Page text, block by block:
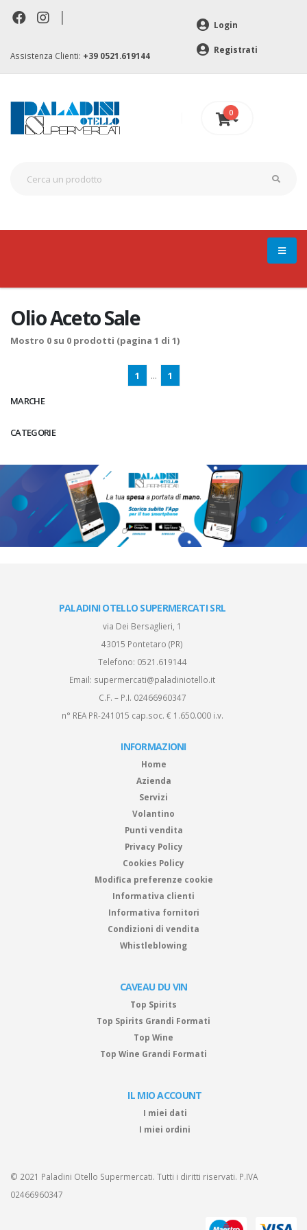
|
Assistenza Clienti: +39 0521.619144
Login
Registrati
0
MARCHE
CATEGORIE
Olio Aceto Sale
Mostro 0 su 0 prodotti (pagina 1 di 1)
1 ... 1
PALADINI OTELLO SUPERMERCATI SRL
via Dei Bersaglieri, 1
43015 Pontetaro (PR)
Telefono: 0521.619144
Email: supermercati@paladiniotello.it
C.F. – P.I. 02466960347
n° REA PR-241015 cap.soc. € 1.650.000 i.v.
INFORMAZIONI
Home
Azienda
Servizi
Volantino
Punti vendita
Privacy Policy
Cookies Policy
Modifica preferenze cookie
Informativa clienti
Informativa fornitori
Condizioni di vendita
Whistleblowing
CAVEAU DU VIN
Top Spirits
Top Spirits Grandi Formati
Top Wine
Top Wine Grandi Formati
IL MIO ACCOUNT
I miei dati
I miei ordini
© 2021 Paladini Otello Supermercati. Tutti i diritti riservati. P.IVA
02466960347